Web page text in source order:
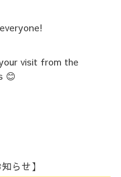
visit from the
😊
らせ】